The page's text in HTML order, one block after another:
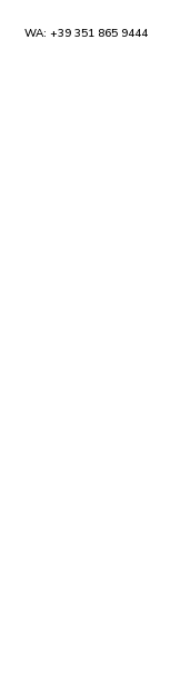
WA: +39 351 865 9444